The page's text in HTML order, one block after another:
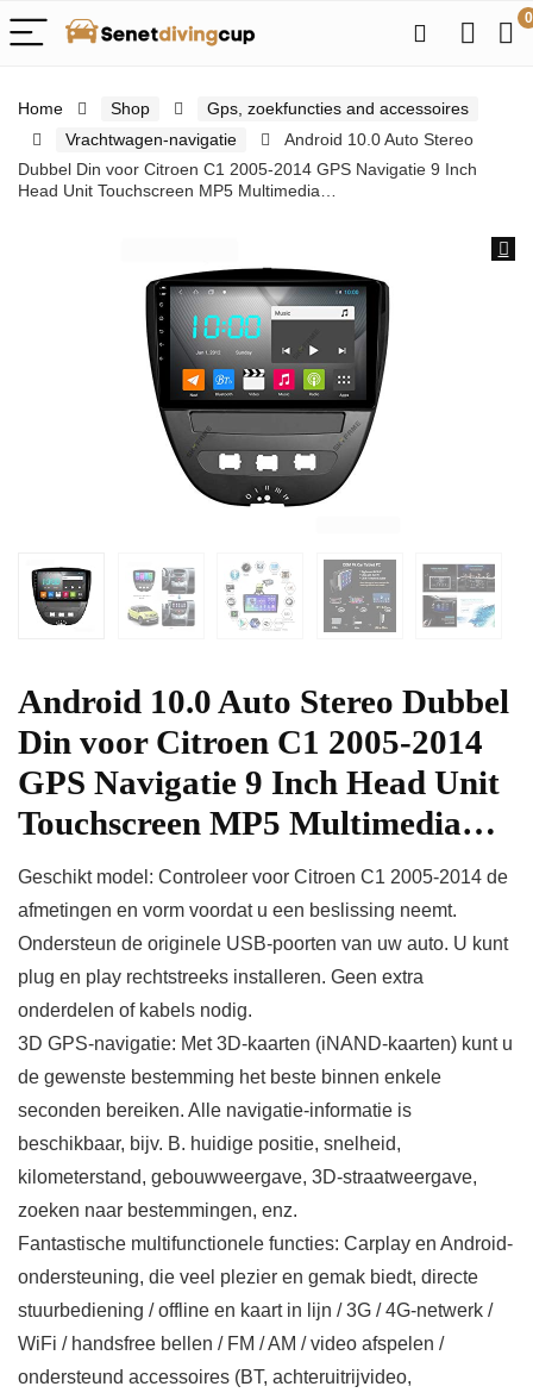
0
Home Shop
Gps, zoekfuncties and accessoires
Vrachtwagen-navigatie
Android 10.0 Auto Stereo
Dubbel Din voor Citroen C1 2005-2014 GPS Navigatie 9 Inch
Head Unit Touchscreen MP5 Multimedia…
Android 10.0 Auto Stereo Dubbel
Din voor Citroen C1 2005-2014
GPS Navigatie 9 Inch Head Unit
Touchscreen MP5 Multimedia…
Geschikt model: Controleer voor Citroen C1 2005-2014 de
afmetingen en vorm voordat u een beslissing neemt.
Ondersteun de originele USB-poorten van uw auto. U kunt
plug en play rechtstreeks installeren. Geen extra
onderdelen of kabels nodig.
3D GPS-navigatie: Met 3D-kaarten (iNAND-kaarten) kunt u
de gewenste bestemming het beste binnen enkele
seconden bereiken. Alle navigatie-informatie is
beschikbaar, bijv. B. huidige positie, snelheid,
kilometerstand, gebouwweergave, 3D-straatweergave,
zoeken naar bestemmingen, enz.
Fantastische multifunctionele functies: Carplay en Android-
ondersteuning, die veel plezier en gemak biedt, directe
stuurbediening / offline en kaart in lijn / 3G / 4G-netwerk /
WiFi / handsfree bellen / FM / AM / video afspelen /
ondersteund accessoires (BT, achteruitrijvideo,